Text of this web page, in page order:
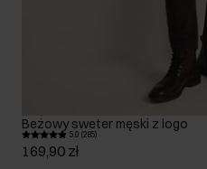
Beżowy sweter męski z logo
5.0 (285)
169,90 zł